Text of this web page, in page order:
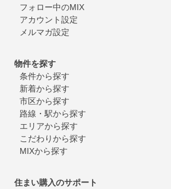
フォロー中のMIX
アカウント設定
メルマガ設定
物件を探す
条件から探す
新着から探す
市区から探す
路線・駅から探す
エリアから探す
こだわりから探す
MIXから探す
住まい購入のサポート